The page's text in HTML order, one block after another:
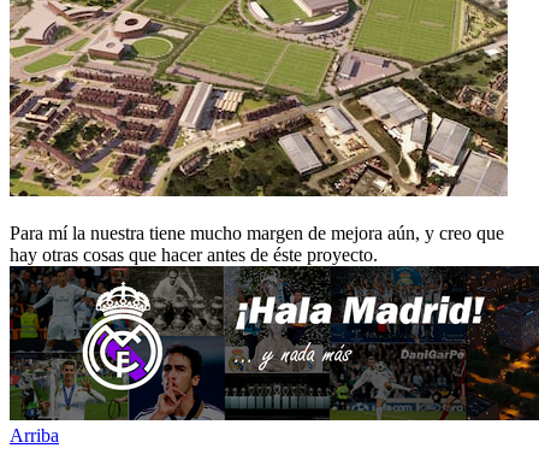
Para mí la nuestra tiene mucho margen de mejora aún, y creo que
hay otras cosas que hacer antes de éste proyecto.
Arriba